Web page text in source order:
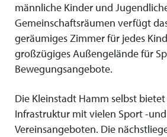
männliche Kinder und
Gemeinschaftsräumen verfügt
geräumiges Zimmer für jedes
großzügiges Außengelände für
Bewegungsangebote.
Die Kleinstadt Hamm selbst
Infrastruktur mit vielen Sport -und
Vereinsangeboten. Die